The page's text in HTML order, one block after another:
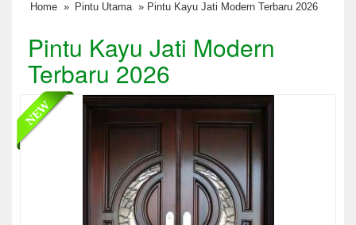
Home » Pintu Utama » Pintu Kayu Jati Modern Terbaru 2026
Pintu Kayu Jati Modern
Terbaru 2026